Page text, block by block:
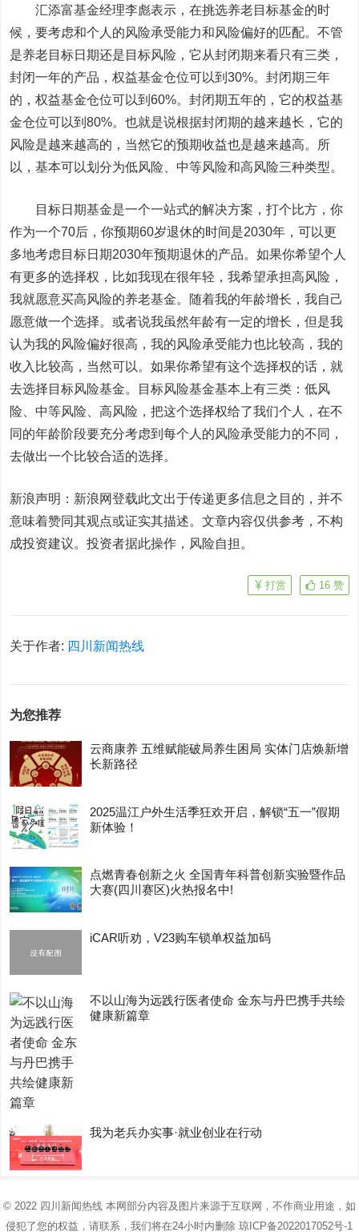
汇添富基金经理李彪表示，在挑选养老目标基金的时
候，要考虑和个人的风险承受能力和风险偏好的匹配。不管
是养老目标日期还是目标风险，它从封闭期来看只有三类，
封闭一年的产品，权益基金仓位可以到30%。封闭期三年
的，权益基金仓位可以到60%。封闭期五年的，它的权益基
金仓位可以到80%。也就是说根据封闭期的越来越长，它的
风险是越来越高的，当然它的预期收益也是越来越高。所
以，基本可以划分为低风险、中等风险和高风险三种类型。
目标日期基金是一个一站式的解决方案，打个比方，你
作为一个70后，你预期60岁退休的时间是2030年，可以更
多地考虑目标日期2030年预期退休的产品。如果你希望个人
有更多的选择权，比如我现在很年轻，我希望承担高风险，
我就愿意买高风险的养老基金。随着我的年龄增长，我自己
愿意做一个选择。或者说我虽然年龄有一定的增长，但是我
认为我的风险偏好很高，我的风险承受能力也比较高，我的
收入比较高，当然可以。如果你希望有这个选择权的话，就
去选择目标风险基金。目标风险基金基本上有三类：低风
险、中等风险、高风险，把这个选择权给了我们个人，在不
同的年龄阶段要充分考虑到每个人的风险承受能力的不同，
去做出一个比较合适的选择。
新浪声明：新浪网登载此文出于传递更多信息之目的，并不
意味着赞同其观点或证实其描述。文章内容仅供参考，不构
成投资建议。投资者据此操作，风险自担。
16 赞
打赏
关于作者: 四川新闻热线
为您推荐
云商康养 五维赋能破局养生困局 实体门店焕新增
长新路径
2025温江户外生活季狂欢开启，解锁“五一”假期
新体验！
点燃青春创新之火 全国青年科普创新实验暨作品
大赛(四川赛区)火热报名中!
iCAR听劝，V23购车锁单权益加码
不以山海为远践行医者使命 金东与丹巴携手共绘
健康新篇章
我为老兵办实事·就业创业在行动
© 2022 四川新闻热线本网部分内容及图片来源于互联网，不作商业用途，如
侵犯了您的权益，请联系，我们将在24小时内删除琼ICP备2022017052号-1